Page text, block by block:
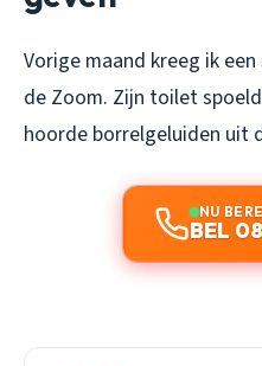
Vorige maand kreeg ik
de Zoom. Zijn toilet
hoorde borrelgeluiden uit
NU
BEL